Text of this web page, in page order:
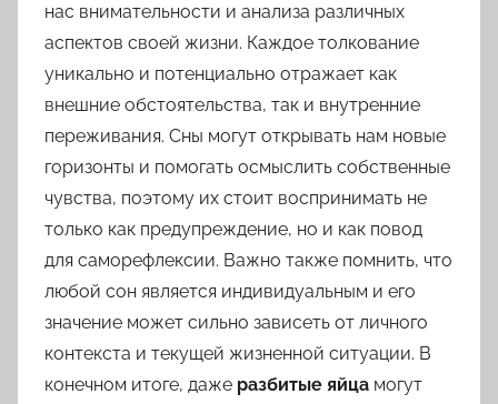
нас внимательности и анализа различных
аспектов своей жизни. Каждое толкование
уникально и потенциально отражает как
внешние обстоятельства, так и внутренние
переживания. Сны могут открывать нам новые
горизонты и помогать осмыслить собственные
чувства, поэтому их стоит воспринимать не
только как предупреждение, но и как повод
для саморефлексии. Важно также помнить, что
любой сон является индивидуальным и его
значение может сильно зависеть от личного
контекста и текущей жизненной ситуации. В
конечном итоге, даже разбитые яйца могут